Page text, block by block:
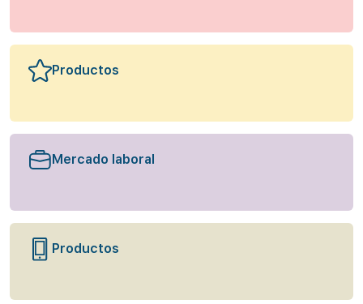
Productos
Mercado laboral
Productos